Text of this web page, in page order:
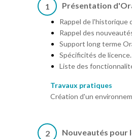
1 Présentation
Rappel de l'historique
Rappel des
Support long terme
Spécificités de licence.
Liste des
Travaux pratiques
Création d'un
2 Nouveautés pour